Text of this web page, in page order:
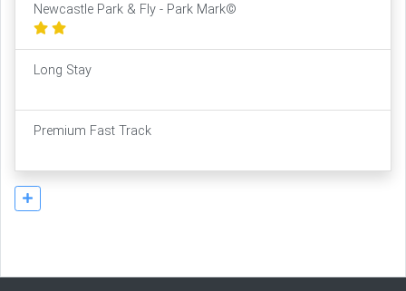
Newcastle Park & Fly - Park Mark©
Long Stay
Premium Fast Track